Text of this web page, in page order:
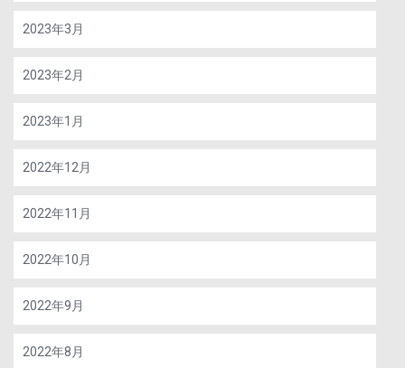
2023年3月
2023年2月
2023年1月
2022年12月
2022年11月
2022年10月
2022年9月
2022年8月